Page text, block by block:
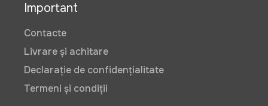
Important
Contacte
Livrare și achitare
Declarație de confidențialitate
Termeni și condiții